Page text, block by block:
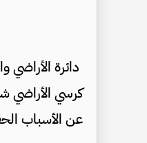
دائرة
كرسي الأراضي
عن الأسباب